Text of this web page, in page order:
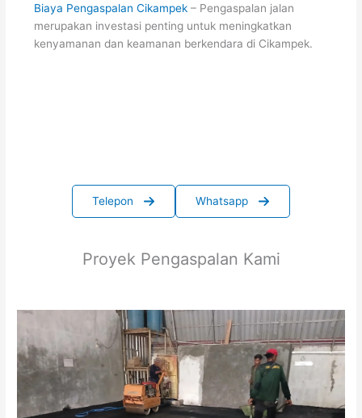
Biaya Pengaspalan Cikampek– Pengaspalan jalan
merupakan investasi penting untuk meningkatkan
kenyamanan dan keamanan berkendara di Cikampek.
Telepon Whatsapp
Proyek Pengaspalan Kami